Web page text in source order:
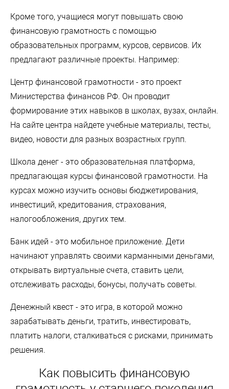
Кроме того, учащиеся могут повышать свою
финансовую грамотность с помощью
образовательных программ, курсов, сервисов. Их
предлагают различные проекты. Например:
Центр финансовой грамотности - это проект
Министерства финансов РФ. Он проводит
формирование этих навыков в школах, вузах, онлайн.
На сайте центра найдете учебные материалы, тесты,
видео, новости для разных возрастных групп.
Школа денег - это образовательная платформа,
предлагающая курсы финансовой грамотности. На
курсах можно изучить основы бюджетирования,
инвестиций, кредитования, страхования,
налогообложения, других тем.
Банк идей - это мобильное приложение. Дети
начинают управлять своими карманными деньгами,
открывать виртуальные счета, ставить цели,
отслеживать расходы, бонусы, получать советы.
Денежный квест - это игра, в которой можно
зарабатывать деньги, тратить, инвестировать,
платить налоги, сталкиваться с рисками, принимать
решения.
Как повысить финансовую